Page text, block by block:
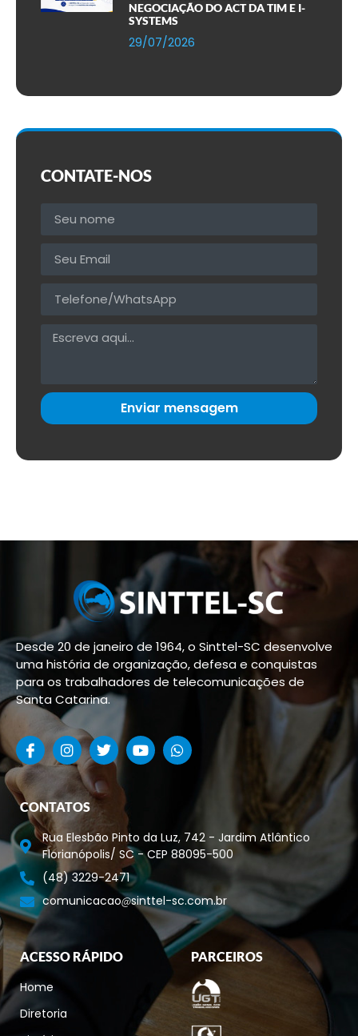
NEGOCIAÇÃO DO ACT DA TIM E I-
SYSTEMS
29/07/2026
CONTATE-NOS
Enviar mensagem
Desde 20 de janeiro de 1964, o Sinttel-SC desenvolve
uma história de organização, defesa e conquistas
para os trabalhadores de telecomunicações de
Santa Catarina.
CONTATOS
Rua Elesbão Pinto da Luz, 742 - Jardim Atlântico
Florianópolis/ SC - CEP 88095-500
(48) 3229-2471
comunicacao
sinttel-sc.com.br
ACESSO RÁPIDO
Home
Diretoria
PARCEIROS